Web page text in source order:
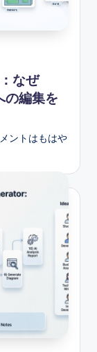
なぜ
編集を
ントはもはや